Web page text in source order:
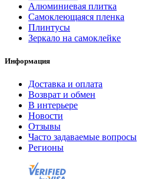
Алюминиевая плитка
Самоклеющаяся пленка
Плинтусы
Зеркало на самоклейке
Информация
Доставка и оплата
Возврат и обмен
В интерьере
Новости
Отзывы
Часто задаваемые вопросы
Регионы